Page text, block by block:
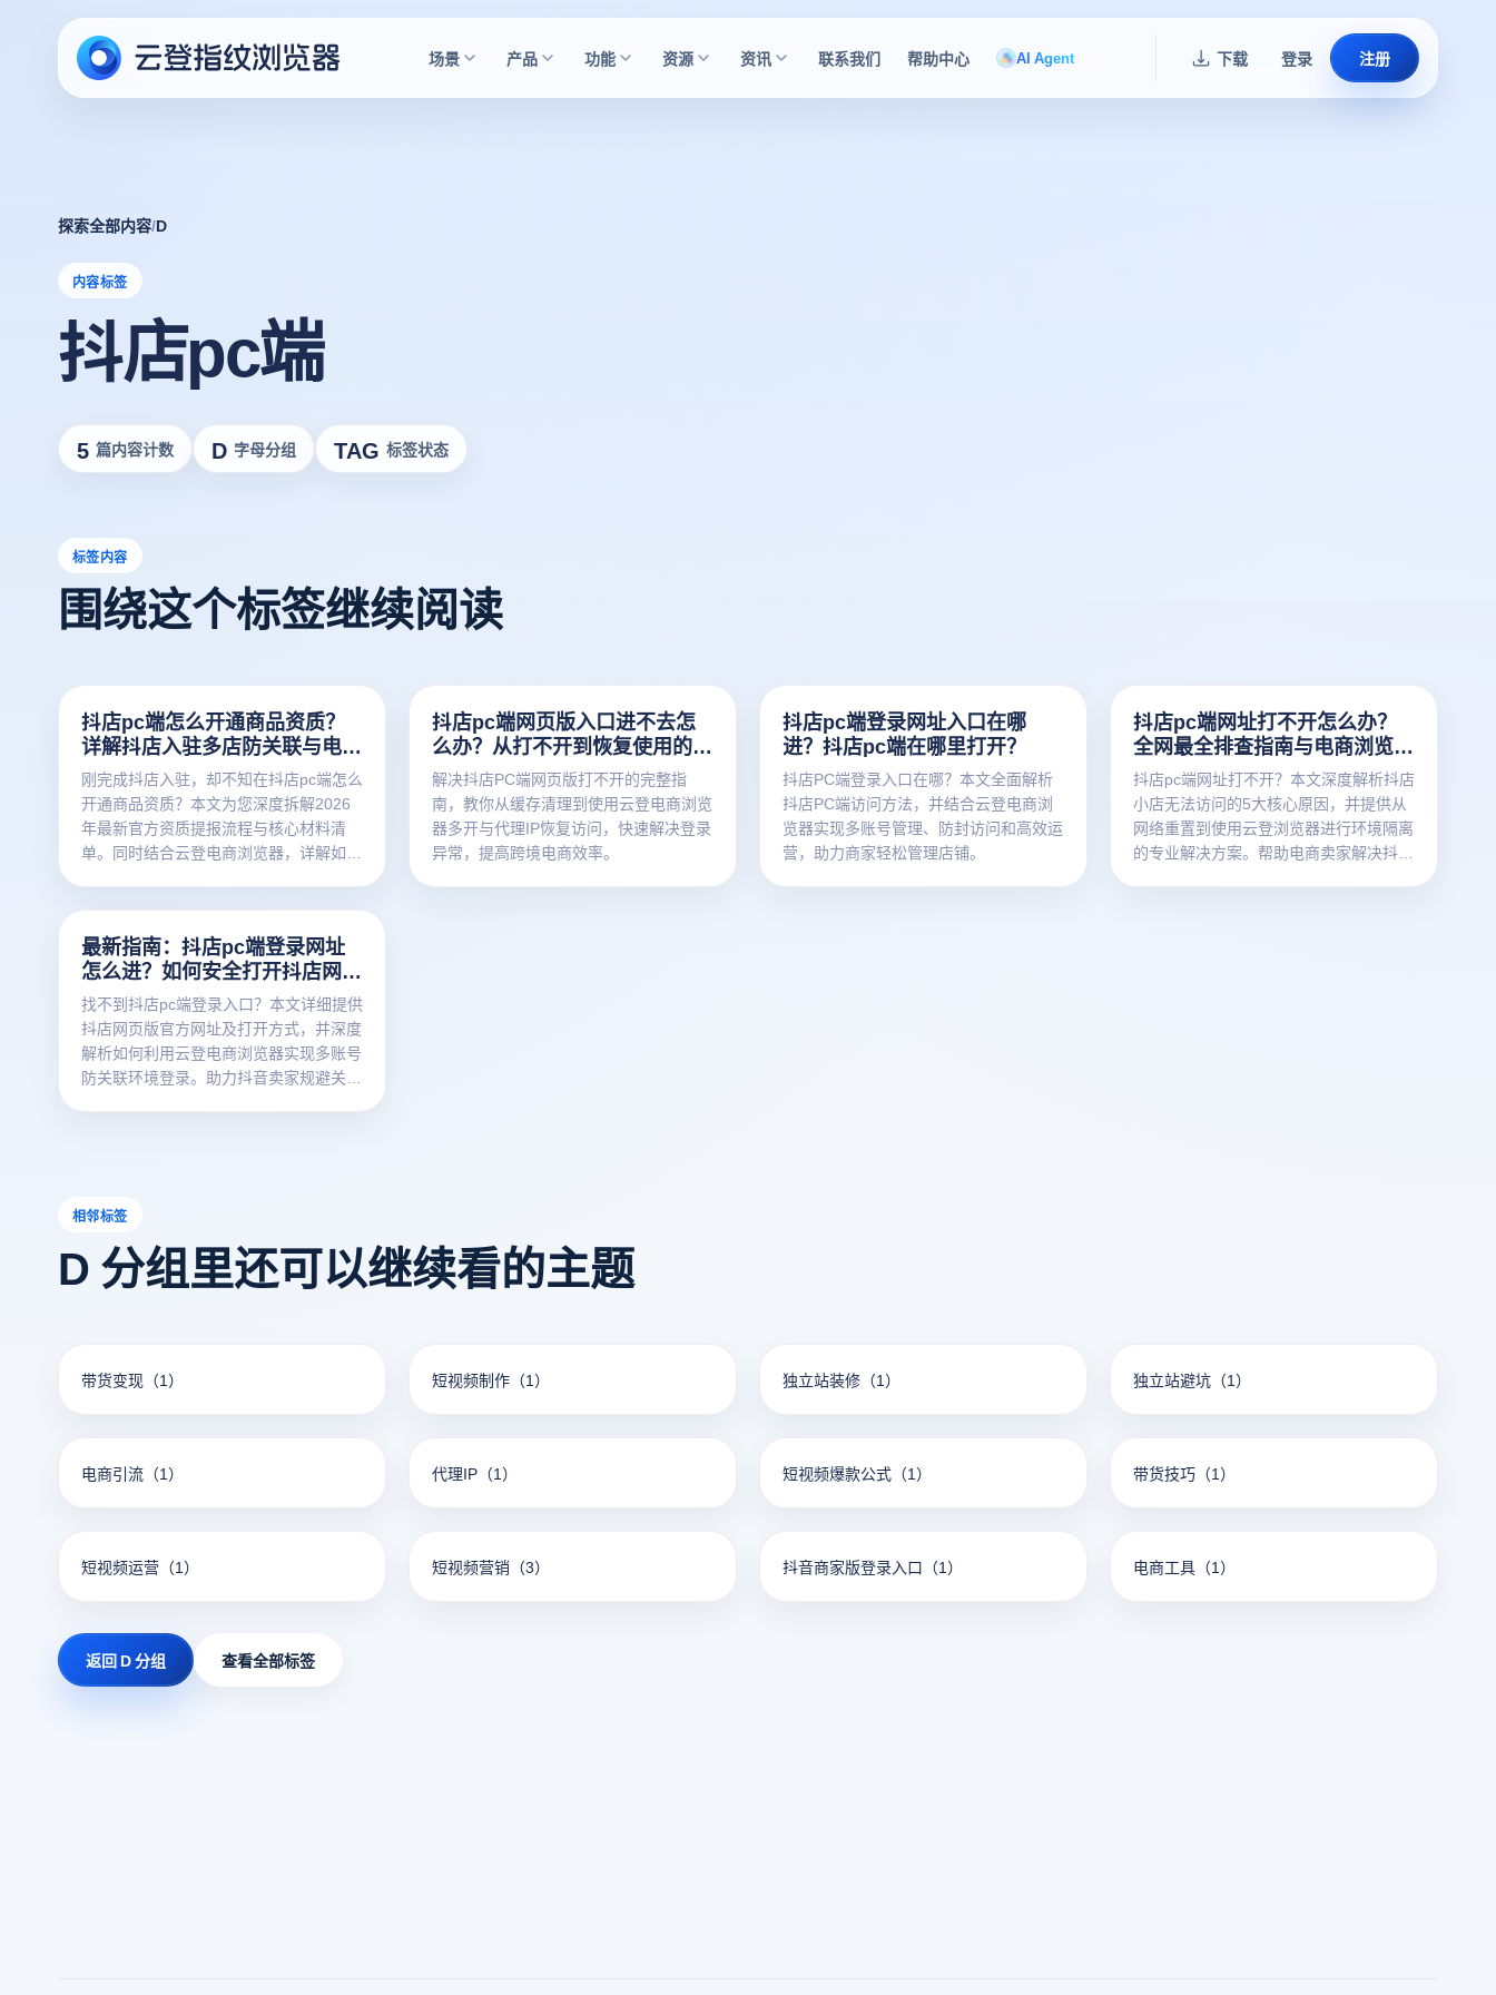
场景 产品 功能 资源 资讯 联系我们 帮助中心 AI Agent 下载 登录 注册
探索全部内容/D
内容标签
抖店pc端
5 篇内容计数 D 字母分组 TAG 标签状态
标签内容
围绕这个标签继续阅读
抖店pc端怎么开通商品资质？
详解抖店入驻多店防关联与电商
浏览器提效闭环
刚完成抖店入驻，却不知在抖店pc端怎么
开通商品资质？本文为您深度拆解2026
年最新官方资质提报流程与核心材料清
单。同时结合云登电商浏览器，详解如何
抖店pc端网页版入口进不去怎
么办？从打不开到恢复使用的完
整操作指南
解决抖店PC端网页版打不开的完整指
南，教你从缓存清理到使用云登电商浏览
器多开与代理IP恢复访问，快速解决登录
异常，提高跨境电商效率。
抖店pc端登录网址入口在哪
进？抖店pc端在哪里打开？
抖店PC端登录入口在哪？本文全面解析
抖店PC端访问方法，并结合云登电商浏
览器实现多账号管理、防封访问和高效运
营，助力商家轻松管理店铺。
抖店pc端网址打不开怎么办？
全网最全排查指南与电商浏览器
避坑方案
抖店pc端网址打不开？本文深度解析抖店
小店无法访问的5大核心原因，并提供从
网络重置到使用云登浏览器进行环境隔离
的专业解决方案。帮助电商卖家解决抖店
最新指南：抖店pc端登录网址
怎么进？如何安全打开抖店网页
版
找不到抖店pc端登录入口？本文详细提供
抖店网页版官方网址及打开方式，并深度
解析如何利用云登电商浏览器实现多账号
防关联环境登录。助力抖音卖家规避关联
相邻标签
D 分组里还可以继续看的主题
带货变现 （1） 短视频制作 （1） 独立站装修 （1） 独立站避坑 （1）
电商引流 （1） 代理IP （1） 短视频爆款公式 （1） 带货技巧 （1）
短视频运营 （1） 短视频营销 （3） 抖音商家版登录入口 （1） 电商工具 （1）
返回 D 分组 查看全部标签